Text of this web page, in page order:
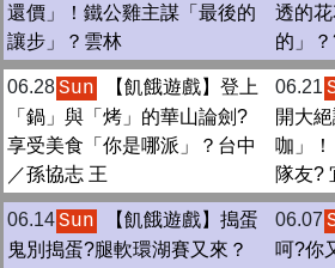
還價」！鐵公雞主謀「最後的
讓步」？雲林
透的
的」
06.28Sun
【飢餓遊戲】登上
「鍋」與「烤」的華山論劍?
享受美食「你是哪派」？台中
／孫協志 王
06.21
開大
咖」
隊友?
06.14Sun
【飢餓遊戲】搗蛋
鬼別搗蛋?腿軟環湖賽又來？
06.07
呵?你